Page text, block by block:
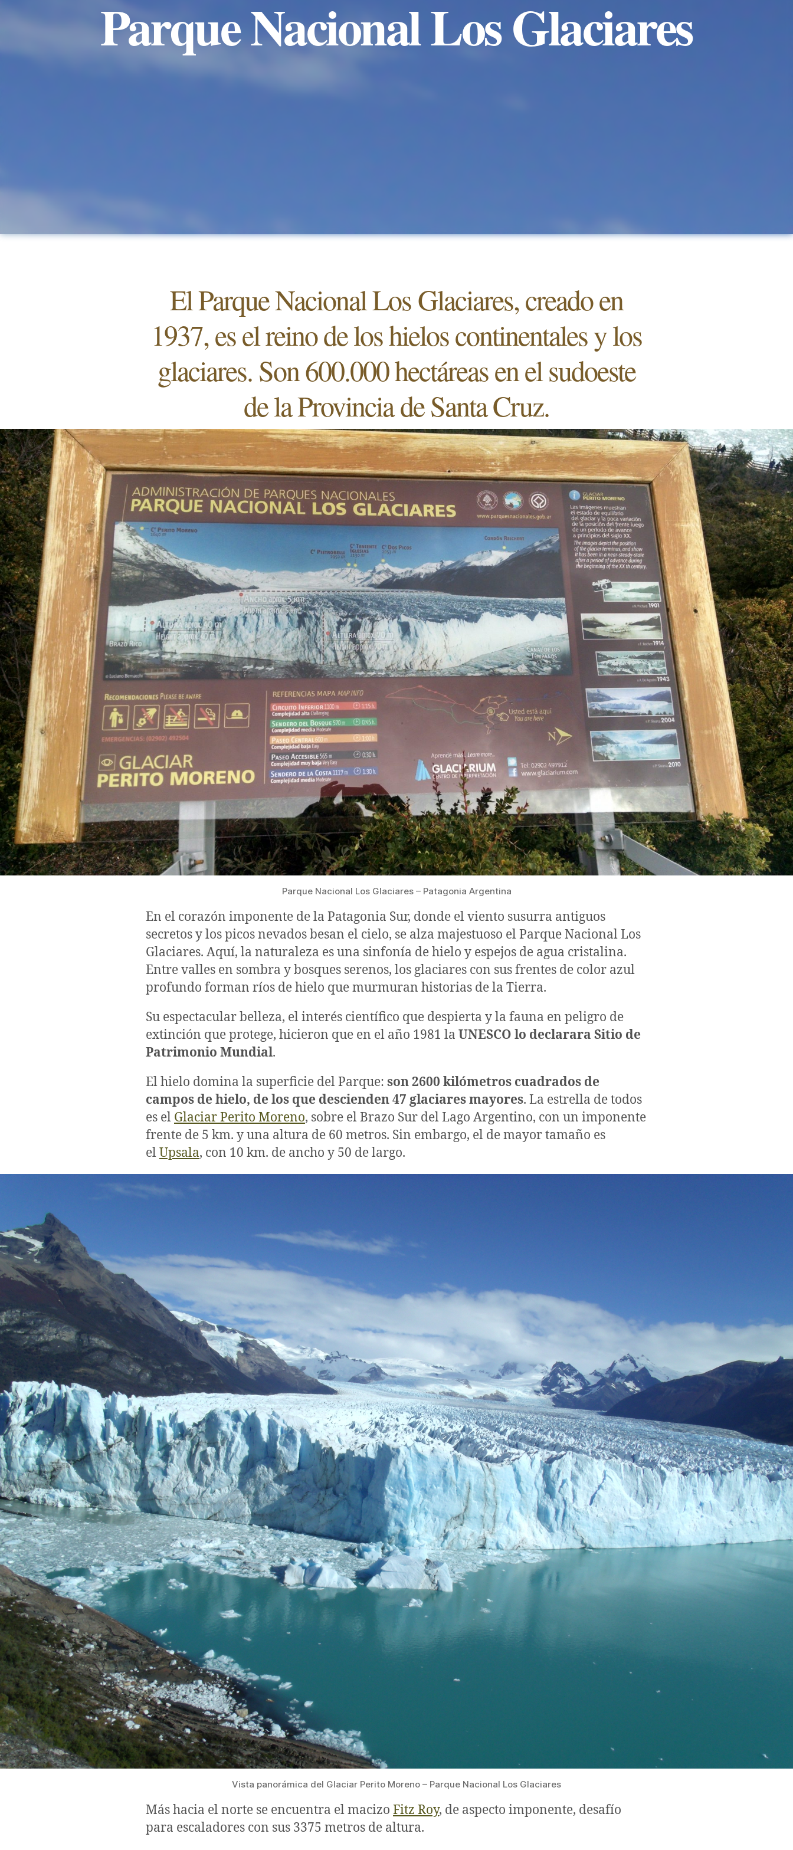
Parque Nacional Los Glaciares
El Parque Nacional Los Glaciares, creado en
1937, es el reino de los hielos continentales y los
glaciares. Son 600.000 hectáreas en el sudoeste
de la Provincia de Santa Cruz.
Parque Nacional Los Glaciares – Patagonia Argentina
En el corazón imponente de la Patagonia Sur, donde el viento susurra antiguos
secretos y los picos nevados besan el cielo, se alza majestuoso el Parque Nacional Los
Glaciares. Aquí, la naturaleza es una sinfonía de hielo y espejos de agua cristalina.
Entre valles en sombra y bosques serenos, los glaciares con sus frentes de color azul
profundo forman ríos de hielo que murmuran historias de la Tierra.
Su espectacular belleza, el interés científico que despierta y la fauna en peligro de
extinción que protege, hicieron que en el año 1981 la UNESCO lo declarara Sitio de
Patrimonio Mundial.
El hielo domina la superficie del Parque: son 2600 kilómetros cuadrados de
campos de hielo, de los que descienden 47 glaciares mayores. La estrella de todos
es el Glaciar Perito Moreno, sobre el Brazo Sur del Lago Argentino, con un imponente
frente de 5 km. y una altura de 60 metros. Sin embargo, el de mayor tamaño es
elUpsala, con 10 km. de ancho y 50 de largo.
Vista panorámica del Glaciar Perito Moreno – Parque Nacional Los Glaciares
Más hacia el norte se encuentra el macizo Fitz Roy, de aspecto imponente, desafío
para escaladores con sus 3375 metros de altura.